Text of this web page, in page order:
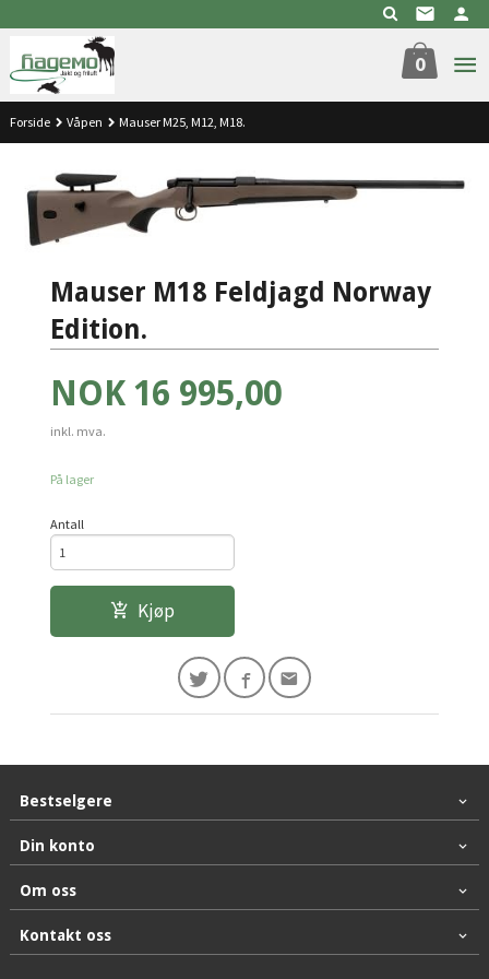
til
innholdet
0
Forside Våpen Mauser M25, M12, M18.
Mauser M18 Feldjagd Norway
Edition.
Pris
NOK 16 995,00
inkl. mva.
På lager
Antall
Kjøp
Bestselgere
Din konto
Om oss
Kontakt oss